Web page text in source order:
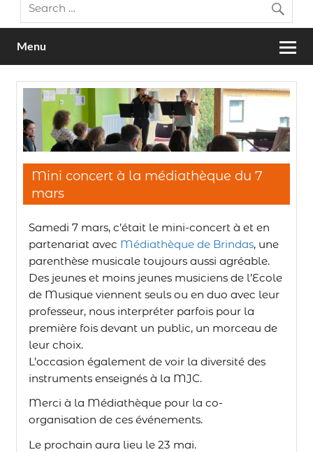
Menu
Mini concert à la médiathèque du 7
mars
Samedi 7 mars, c’était le mini-concert à et en
partenariat avec Médiathèque de Brindas, une
parenthèse musicale toujours aussi agréable.
Des jeunes et moins jeunes musiciens de l’Ecole
de Musique viennent seuls ou en duo avec leur
professeur, nous interpréter parfois pour la
première fois devant un public, un morceau de
leur choix.
L’occasion également de voir la diversité des
instruments enseignés à la MJC.
Merci à la Médiathèque pour la co-
organisation de ces événements.
Le prochain aura lieu le 23 mai.